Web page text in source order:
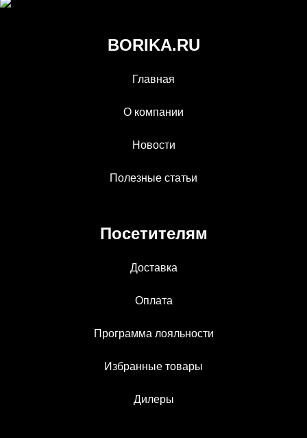
BORIKA.RU
Главная
О компании
Новости
Полезные статьи
Посетителям
Доставка
Оплата
Программа лояльности
Избранные товары
Дилеры